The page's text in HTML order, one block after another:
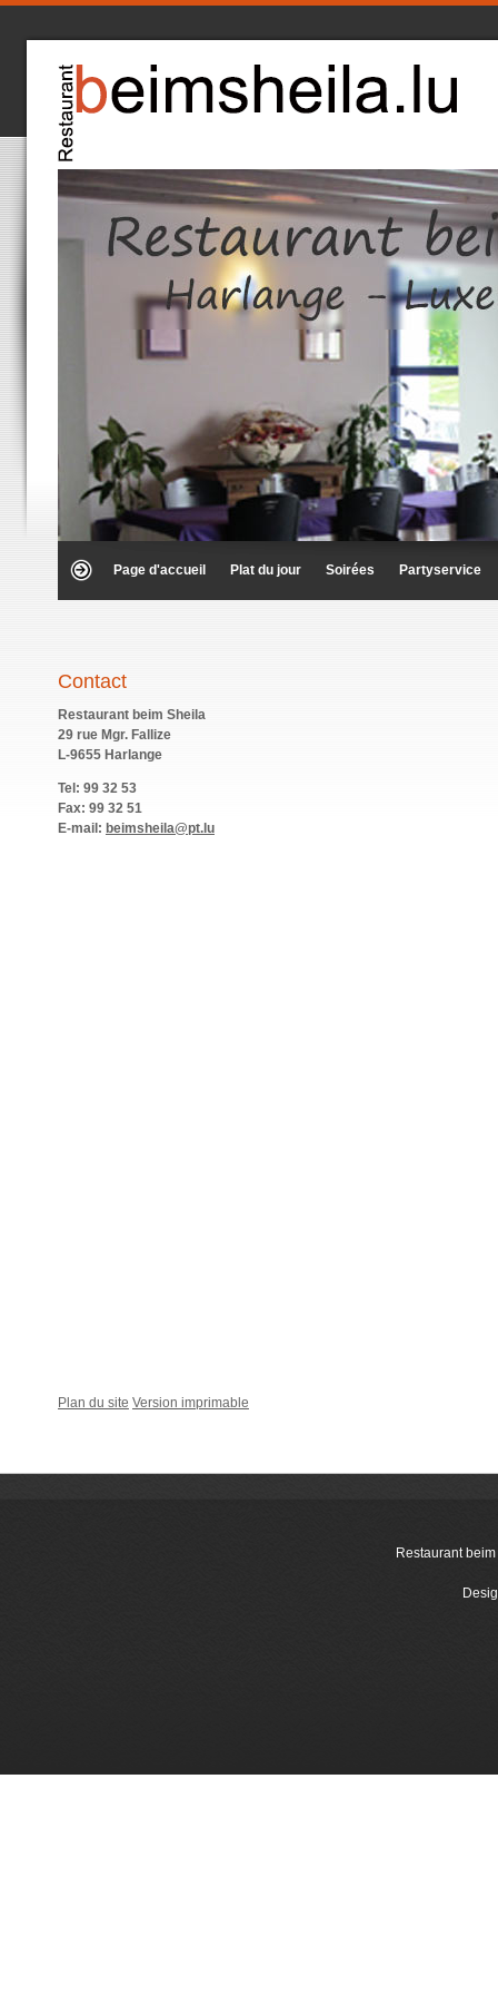
Page d'accueil Plat du jour Soirées Partyservice
Contact
Restaurant beim Sheila
29 rue Mgr. Fallize
L-9655 Harlange
Tel: 99 32 53
Fax: 99 32 51
E-mail: beimsheila@pt.lu
Plan du site Version imprimable
Restaurant